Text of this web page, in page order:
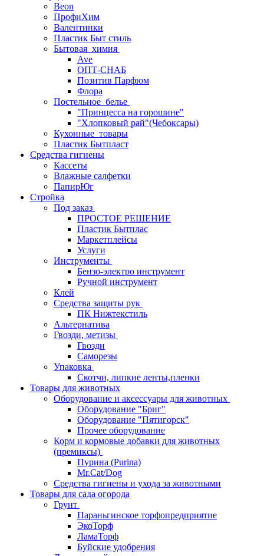
Beon
ПрофиХим
Валентинки
Пластик Быт стиль
Бытовая_химия
Ave
ОПТ-СНАБ
Позитив Парфюм
Флора
Постельное_белье
"Принцесса на горошине"
"Хлопковый рай"(Чебоксары)
Кухонные_товары
Пластик Бытпласт
Средства гигиены
Кассеты
Влажные салфетки
ПапирЮг
Стройка
Под заказ
ПРОСТОЕ РЕШЕНИЕ
Пластик Бытплас
Маркетплейсы
Услуги
Инструменты
Бензо-электро инструмент
Ручной инструмент
Клей
Средства защиты рук
ПК Нижтекстиль
Альтернатива
Гвозди, метизы
Гвозди
Саморезы
Упаковка
Скотчи, липкие ленты,пленки
Товары для животных
Оборудование и аксессуары для животных
Оборудование "Бриг"
Оборудование "Пятигорск"
Прочее оборудование
Корм и кормовые добавки для животных
(премиксы)
Пурина (Purina)
Mr.Cat/Dog
Средства гигиены и ухода за животными
Товары для сада огорода
Грунт
Параньгинское торфопредприятие
ЭкоТорф
ЛамаТорф
Буйские удобрения